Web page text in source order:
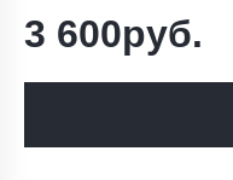
3 600руб.